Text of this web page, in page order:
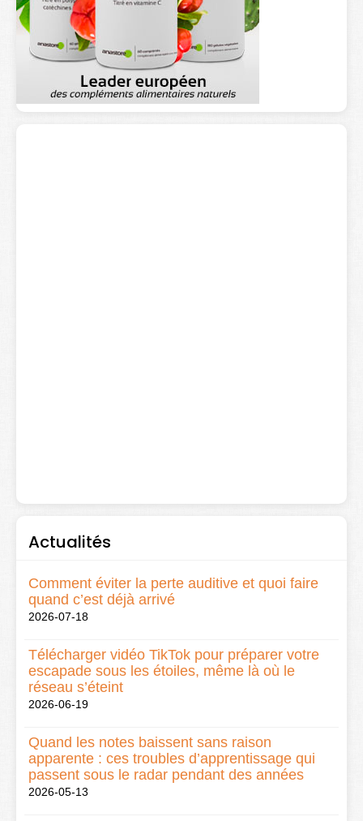
Actualités
Comment éviter la perte auditive et quoi faire
quand c’est déjà arrivé
2026-07-18
Télécharger vidéo TikTok pour préparer votre
escapade sous les étoiles, même là où le
réseau s’éteint
2026-06-19
Quand les notes baissent sans raison
apparente : ces troubles d’apprentissage qui
passent sous le radar pendant des années
2026-05-13